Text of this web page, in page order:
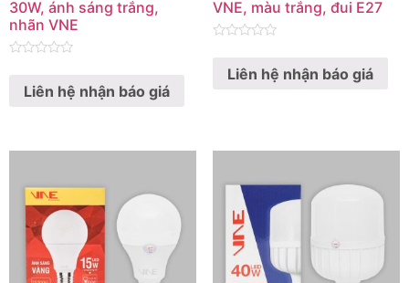
30W, ánh sáng trắng,
nhãn VNE
outLiên hệ nhận báo giá
VNE, màu trắng, đui E27
outLiên hệ nhận báo giá